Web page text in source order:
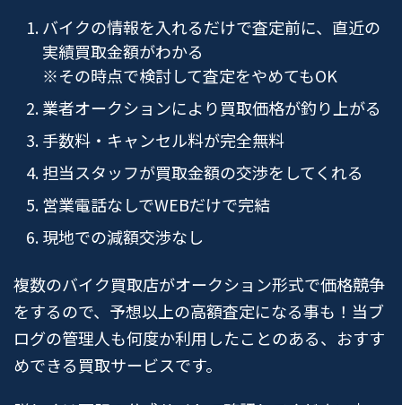
バイクの情報を入れるだけで査定前に、直近の
実績買取金額がわかる
※その時点で検討して査定をやめてもOK
業者オークションにより買取価格が釣り上がる
手数料・キャンセル料が完全無料
担当スタッフが買取金額の交渉をしてくれる
営業電話なしでWEBだけで完結
現地での減額交渉なし
複数のバイク買取店がオークション形式で価格競争
をするので、予想以上の高額査定になる事も！当ブ
ログの管理人も何度か利用したことのある、おすす
めできる買取サービスです。